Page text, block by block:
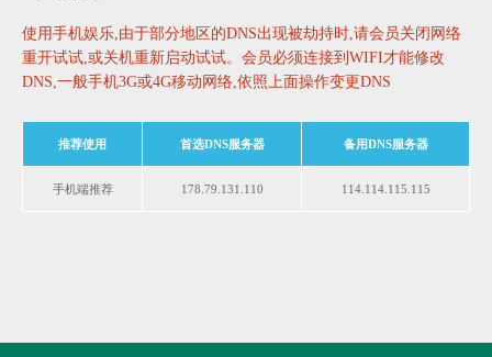
使用手机娱乐,由于部分地区的DNS出现被劫持时,请会员关闭网络
重开试试,或关机重新启动试试。会员必须连接到WIFI才能修改
DNS,一般手机3G或4G移动网络,依照上面操作变更DNS
推荐使用 首选DNS服务器 备用DNS服务器
手机端推荐 178.79.131.110 114.114.115.115